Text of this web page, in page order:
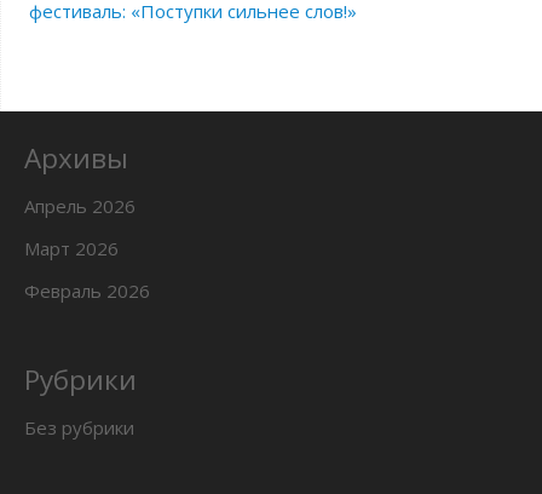
фестиваль: «Поступки сильнее слов!»
Архивы
Апрель 2026
Март 2026
Февраль 2026
Рубрики
Без рубрики